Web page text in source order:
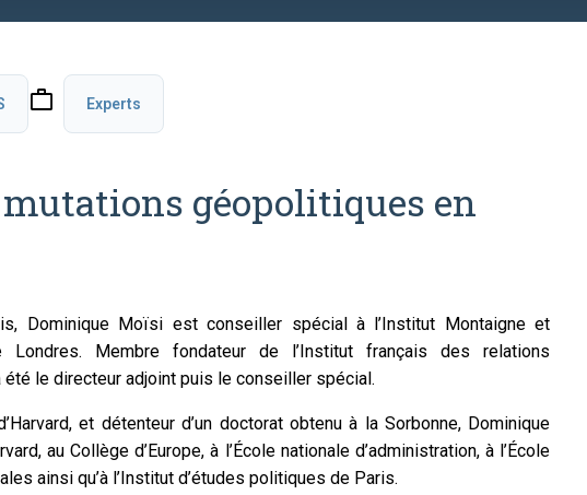
work Experts
géopolitiques en
Dominique Moïsi est conseiller spécial à l’Institut Montaigne et
Londres. Membre fondateur de l’Institut français des relations
été le directeur adjoint puis le conseiller spécial.
et détenteur d’un doctorat obtenu à la Sorbonne, Dominique
au Collège d’Europe, à l’École nationale d’administration, à l’École
ainsi qu’à l’Institut d’études politiques de Paris.